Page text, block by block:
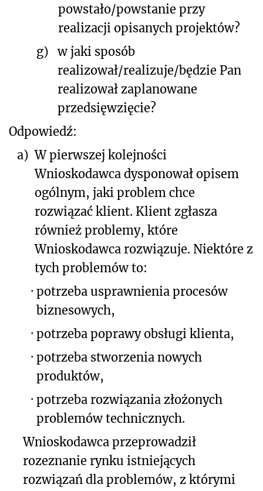
powstało/powstanie przy
realizacji opisanych projektów?
g)
w jaki sposób
realizował/realizuje/będzie Pan
realizował zaplanowane
przedsięwzięcie?
Odpowiedź:
a) W pierwszej kolejności
Wnioskodawca dysponował opisem
ogólnym, jaki problem chce
rozwiązać klient. Klient zgłasza
również problemy, które
Wnioskodawca rozwiązuje. Niektóre z
tych problemów to:
· potrzeba usprawnienia procesów
biznesowych,
· potrzeba poprawy obsługi klienta,
· potrzeba stworzenia nowych
produktów,
· potrzeba rozwiązania złożonych
problemów technicznych.
Wnioskodawca przeprowadził
rozeznanie rynku istniejących
rozwiązań dla problemów, z którymi